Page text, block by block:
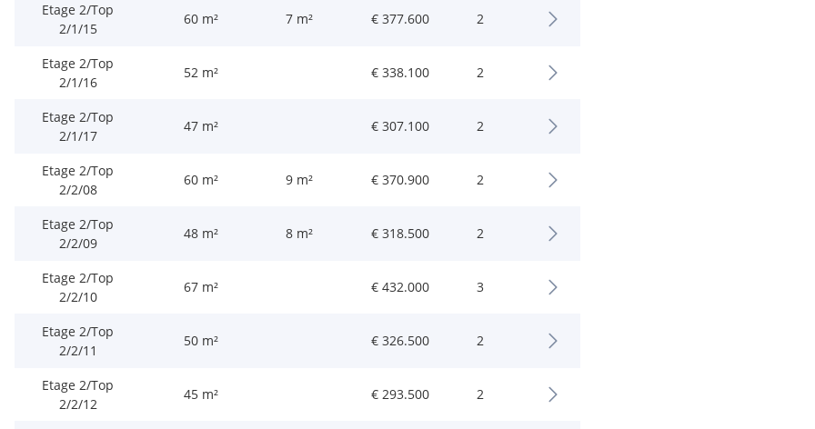
Etage 2/Top
2/1/15
60 m² 7 m² € 377.600 2
Etage 2/Top
2/1/16
52 m² € 338.100 2
Etage 2/Top
2/1/17
47 m² € 307.100 2
Etage 2/Top
2/2/08
60 m² 9 m² € 370.900 2
Etage 2/Top
2/2/09
48 m² 8 m² € 318.500 2
Etage 2/Top
2/2/10
67 m² € 432.000 3
Etage 2/Top
2/2/11
50 m² € 326.500 2
Etage 2/Top
2/2/12
45 m² € 293.500 2